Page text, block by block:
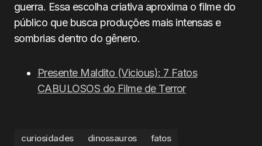
guerra. Essa escolha criativa aproxima o filme do
público que busca produções mais intensas e
sombrias dentro do gênero.
Presente Maldito (Vicious): 7 Fatos
CABULOSOS do Filme de Terror
curiosidades dinossauros
fatos